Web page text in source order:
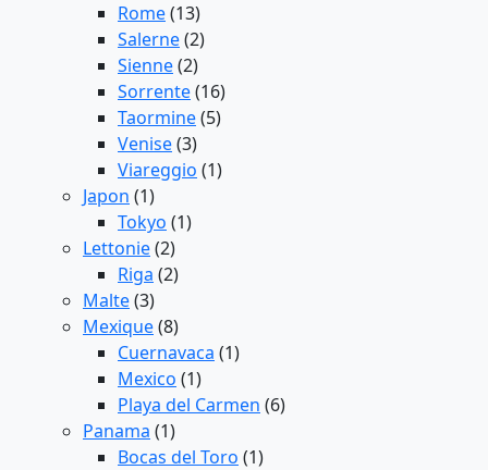
Rome(13)
Salerne(2)
Sienne(2)
Sorrente(16)
Taormine(5)
Venise(3)
Viareggio (1)
Japon (1)
Tokyo (1)
Lettonie(2)
Riga (2)
Malte(3)
Mexique(8)
Cuernavaca (1)
Mexico (1)
Playa del Carmen (6)
Panama (1)
Bocas del Toro (1)